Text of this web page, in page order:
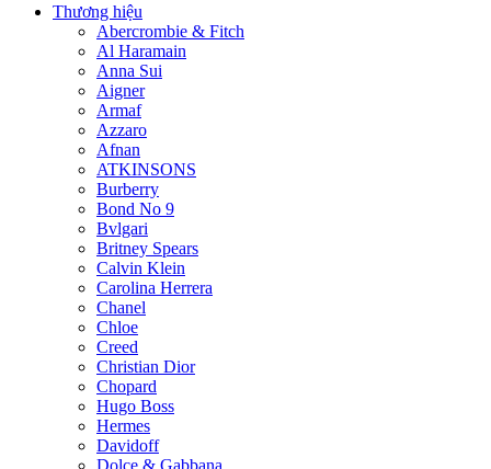
Thương hiệu
Abercrombie & Fitch
Al Haramain
Anna Sui
Aigner
Armaf
Azzaro
Afnan
ATKINSONS
Burberry
Bond No 9
Bvlgari
Britney Spears
Calvin Klein
Carolina Herrera
Chanel
Chloe
Creed
Christian Dior
Chopard
Hugo Boss
Hermes
Davidoff
Dolce & Gabbana